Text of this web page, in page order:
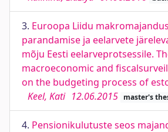
3. Euroopa Liidu
parandamise ja eelarvete
mõju Eesti eelarveprotsessile.
macroeconomic and
on the budgeting process of
Keel, Kati 12.06.2015 master's
4. Pensionikulutuste seos